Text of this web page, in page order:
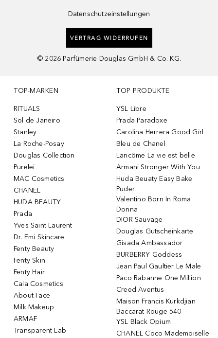
Datenschutzeinstellungen
VERTRAG WIDERRUFEN
© 2026 Parfümerie Douglas GmbH & Co. KG.
TOP-MARKEN
RITUALS
Sol de Janeiro
Stanley
La Roche-Posay
Douglas Collection
Purelei
MAC Cosmetics
CHANEL
HUDA BEAUTY
Prada
Yves Saint Laurent
Dr. Emi Skincare
Fenty Beauty
Fenty Skin
Fenty Hair
Caia Cosmetics
About Face
Milk Makeup
ARMAF
Transparent Lab
TOP PRODUKTE
YSL Libre
Prada Paradoxe
Carolina Herrera Good Girl
Bleu de Chanel
Lancôme La vie est belle
Armani Stronger With You
Huda Beuaty Easy Bake
Puder
Valentino Born In Roma
Donna
DIOR Sauvage
Douglas Gutscheinkarte
Gisada Ambassador
BURBERRY Goddess
Jean Paul Gaultier Le Male
Paco Rabanne One Million
Creed Aventus
Maison Francis Kurkdjian
Baccarat Rouge 540
YSL Black Opium
CHANEL Coco Mademoiselle